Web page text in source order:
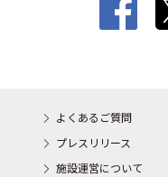
よくあるご質問
プレスリリース
施設運営について